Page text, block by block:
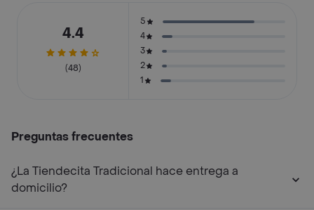
4.4
(48)
5
4
3
2
1
Preguntas frecuentes
¿La Tiendecita Tradicional hace entrega a
domicilio?